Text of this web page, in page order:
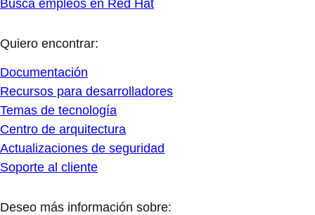
Busca empleos en Red Hat
Quiero encontrar:
Documentación
Recursos para desarrolladores
Temas de tecnología
Centro de arquitectura
Actualizaciones de seguridad
Soporte al cliente
Deseo más información sobre: